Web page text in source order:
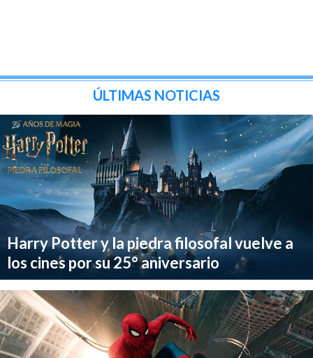
ÚLTIMAS NOTICIAS
Harry Potter y la piedra filosofal vuelve a
los cines por su 25° aniversario